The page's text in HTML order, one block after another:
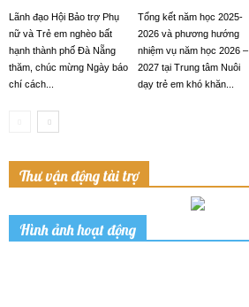
Lãnh đạo Hội Bảo trợ Phụ
nữ và Trẻ em nghèo bất
hạnh thành phố Đà Nẵng
thăm, chúc mừng Ngày báo
chí cách...
Tổng kết năm học 2025-
2026 và phương hướng
nhiệm vụ năm học 2026 –
2027 tại Trung tâm Nuôi
dạy trẻ em khó khăn...
Thư vận động tài trợ
Hình ảnh hoạt động